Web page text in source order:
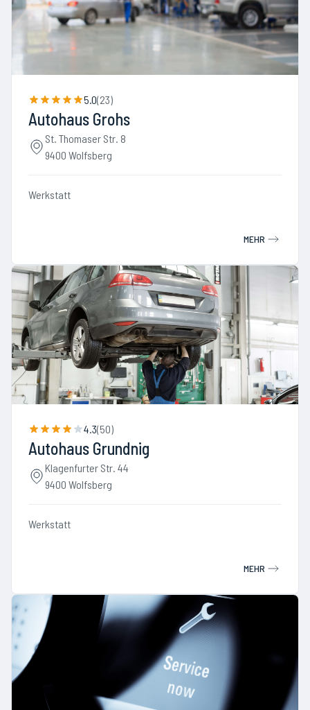
5.0(23)
Autohaus Grohs
St. Thomaser Str. 8
9400 Wolfsberg
Werkstatt
MEHR
4.3(50)
Autohaus Grundnig
Klagenfurter Str. 44
9400 Wolfsberg
Werkstatt
MEHR